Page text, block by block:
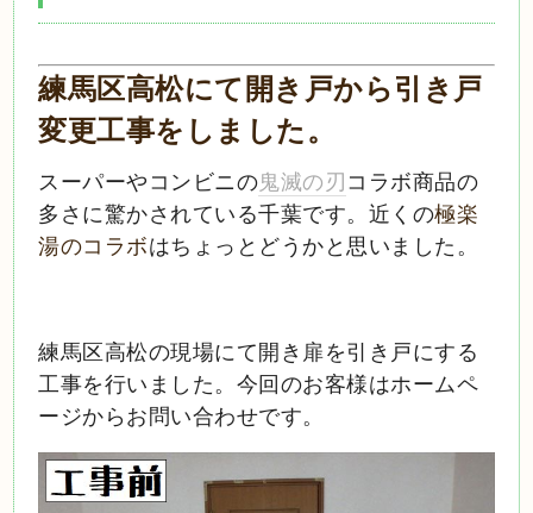
練馬区高松にて開き戸から引き戸
変更工事をしました。
スーパーやコンビニの鬼滅の刃コラボ商品の
多さに驚かされている千葉です。近くの極楽
湯のコラボはちょっとどうかと思いました。
練馬区高松の現場にて開き扉を引き戸にする
工事を行いました。今回のお客様はホームペ
ージからお問い合わせです。